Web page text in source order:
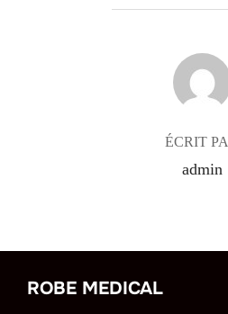
AUTEUR DE LA
ÉCRIT
admin
ROBE MEDICAL